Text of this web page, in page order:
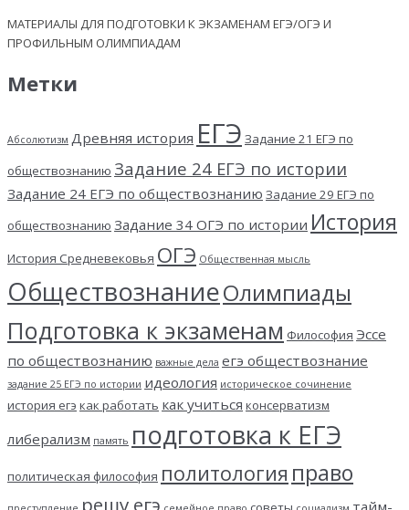
МАТЕРИАЛЫ ДЛЯ ПОДГОТОВКИ К ЭКЗАМЕНАМ ЕГЭ/ОГЭ И
ПРОФИЛЬНЫМ ОЛИМПИАДАМ
Метки
Абсолютизм Древняя история ЕГЭ Задание 21 ЕГЭ по
обществознанию Задание 24 ЕГЭ по истории
Задание 24 ЕГЭ по обществознанию Задание 29 ЕГЭ по
обществознанию Задание 34 ОГЭ по истории История
История Средневековья ОГЭ Общественная мысль
ОбществознаниеОлимпиады
Подготовка к экзаменам Философия Эссе
по обществознанию важные дела егэ обществознание
задание 25 ЕГЭ по истории идеология историческое сочинение
история егэ как работать как учиться консерватизм
либерализм память подготовка к ЕГЭ
политическая философия политология право
решу егэ тайм-